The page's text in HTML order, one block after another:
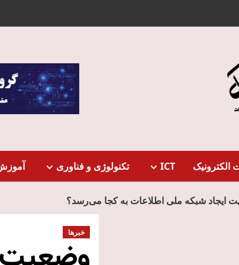
الکترونیک ICT تکنولوژی و فناوری
ایجاد شبکه ملی اطلاعات به کجا می‌رسد؟
خبرها